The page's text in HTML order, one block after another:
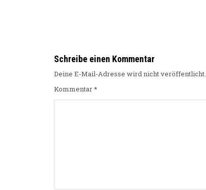
Schreibe einen Kommentar
Deine E-Mail-Adresse wird nicht veröffentlicht.
Kommentar*